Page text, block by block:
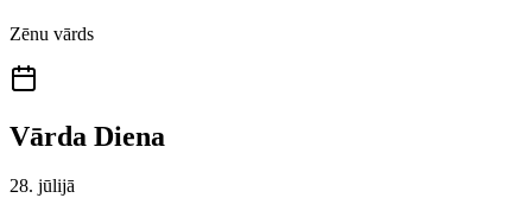
Zēnu vārds
Vārda Diena
28. jūlijā